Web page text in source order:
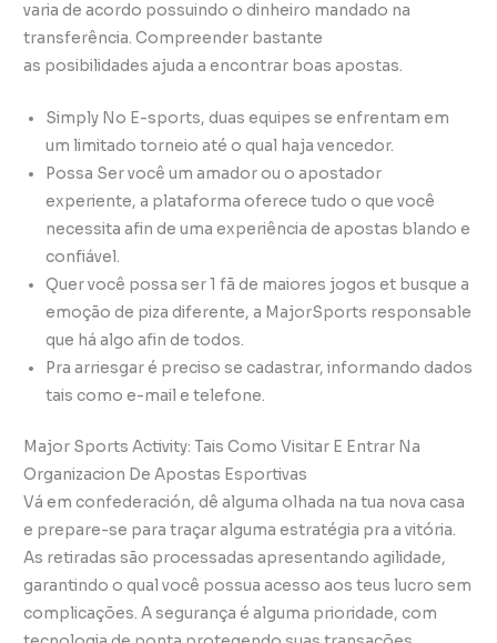
varia de acordo possuindo o dinheiro mandado na
transferência. Compreender bastante
as posibilidades ajuda a encontrar boas apostas.
Simply No E-sports, duas equipes se enfrentam em
um limitado torneio até o qual haja vencedor.
Possa Ser você um amador ou o apostador
experiente, a plataforma oferece tudo o que você
necessita afin de uma experiência de apostas blando e
confiável.
Quer você possa ser 1 fã de maiores jogos et busque a
emoção de piza diferente, a MajorSports responsable
que há algo afin de todos.
Pra arriesgar é preciso se cadastrar, informando dados
tais como e-mail e telefone.
Major Sports Activity: Tais Como Visitar E Entrar Na
Organizacion De Apostas Esportivas
Vá em confederación, dê alguma olhada na tua nova casa
e prepare-se para traçar alguma estratégia pra a vitória.
As retiradas são processadas apresentando agilidade,
garantindo o qual você possua acesso aos teus lucro sem
complicações. A segurança é alguma prioridade, com